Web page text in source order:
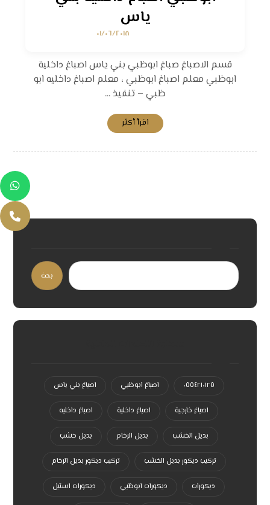
ياس
٠١/٠٦/٢٠١٨
قسم الاصباغ صباغ ابوظبي بني ياس اصباغ داخلية
ابوظبي معلم اصباغ ابوظبي ، معلم اصباغ داخليه ابو
ظبي – تنفيذ ...
اقرأ أكثر
بحث
٠٥٥٤٢١٠١٢٥ اصباغ ابوظبي اصباغ بني ياس
اصباغ خارجية اصباغ داخلية اصباغ داخليه
بديل الخشب بديل الرخام بديل خشب
تركيب ديكور بديل الخشب تركيب ديكور بديل الرخام
ديكورات ديكورات ابوظبي ديكورات استيل